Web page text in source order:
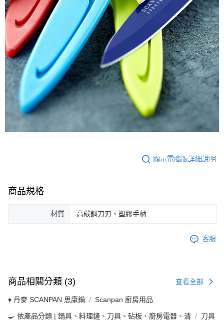
顯示電腦版詳細說明
商品規格
材質 高碳鋼刀刃、塑膠手柄
客服
商品相關分類 (3) 查看全部
♦ 丹麥 SCANPAN 思康鍋 Scanpan 廚房用品
🍳 依產品分類 | 鍋具、料理鏟、刀具、砧板、廚房電器、清 刀具